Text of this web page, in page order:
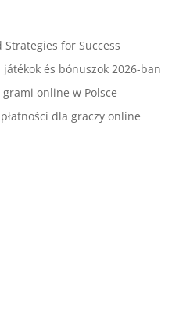
for Success
és bónuszok 2026-ban
online w Polsce
dla graczy online